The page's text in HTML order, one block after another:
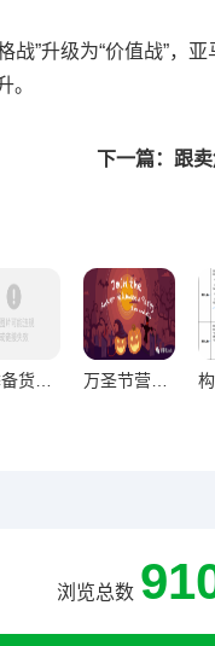
”升级为“价值战”，
。
下一篇：跟
旺季备货过剩风险破解术，深度分析与实战解决方案 万圣节营销氛围感破屏法则，五大心法直抵人心
浏览总数